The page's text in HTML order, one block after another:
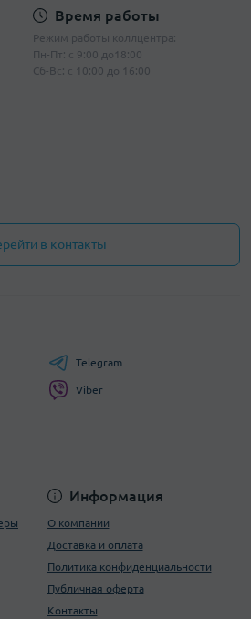
Время работы
Режим работы коллцентра:
Пн-Пт: с 9:00 до18:00
Сб-Вс: с 10:00 до 16:00
в контакты
Информация
О компании
Доставка и оплата
Политика конфиденциальности
Публичная оферта
Контакты
Telegram
Viber